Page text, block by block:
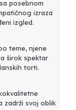
posebnom
izraza
izgled.
teme, njene
širok spektar
torti.
zadrži svoj oblik